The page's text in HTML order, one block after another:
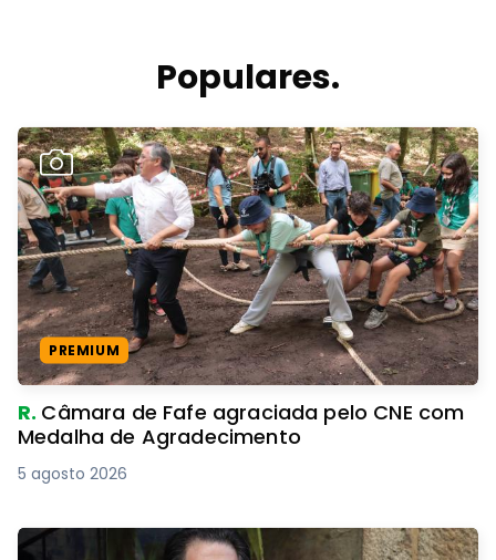
Populares.
PREMIUM
R. Câmara de Fafe agraciada pelo CNE com
Medalha de Agradecimento
5 agosto 2026